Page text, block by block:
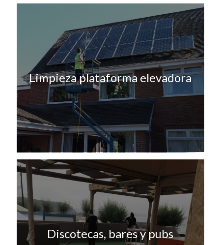
Limpieza plataforma elevadora
Discotecas, bares y pubs